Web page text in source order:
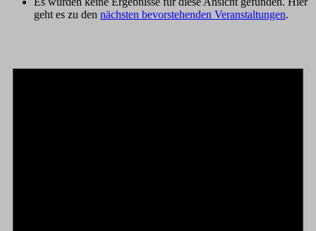
geht es zu den nächsten bevorstehenden Veranstaltungen.